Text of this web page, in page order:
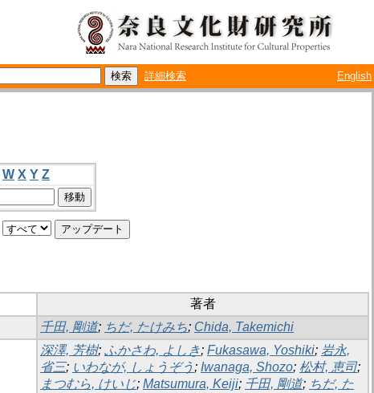
詳細検索 English
W X Y Z
著者
千田, 剛道; ちだ, たけみち; Chida, Takemichi
深澤, 芳樹; ふかさわ, よしき; Fukasawa, Yoshiki; 岩永,
省三; いわなが, しょうぞう ; Iwanaga, Shozo; 松村, 恵司;
まつむら, けいじ; Matsumura, Keiji; 千田, 剛道; ちだ, た